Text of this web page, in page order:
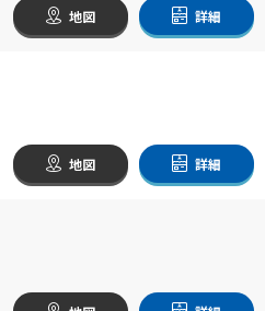
地図 詳細
地図 詳細